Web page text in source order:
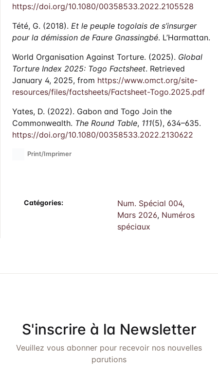
https://doi.org/10.1080/00358533.2022.2105528
Tété, G. (2018). Et le peuple togolais de s’insurger
pour la démission de Faure Gnassingbé. L’Harmattan.
World Organisation Against Torture. (2025). Global
Torture Index 2025: Togo Factsheet. Retrieved
January 4, 2025, from https://www.omct.org/site-
resources/files/factsheets/Factsheet-Togo.2025.pdf
Yates, D. (2022). Gabon and Togo Join the
Commonwealth. The Round Table, 111(5), 634–635.
https://doi.org/10.1080/00358533.2022.2130622
Print/Imprimer
Catégories:
Num. Spécial 004,
Mars 2026, Numéros
spéciaux
S'inscrire à la Newsletter
Veuillez vous abonner pour recevoir nos nouvelles
parutions